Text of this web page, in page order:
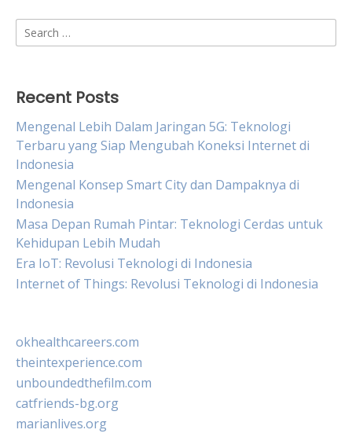
Search
for:
Recent Posts
Mengenal Lebih Dalam Jaringan 5G: Teknologi
Terbaru yang Siap Mengubah Koneksi Internet di
Indonesia
Mengenal Konsep Smart City dan Dampaknya di
Indonesia
Masa Depan Rumah Pintar: Teknologi Cerdas untuk
Kehidupan Lebih Mudah
Era IoT: Revolusi Teknologi di Indonesia
Internet of Things: Revolusi Teknologi di Indonesia
okhealthcareers.com
theintexperience.com
unboundedthefilm.com
catfriends-bg.org
marianlives.org